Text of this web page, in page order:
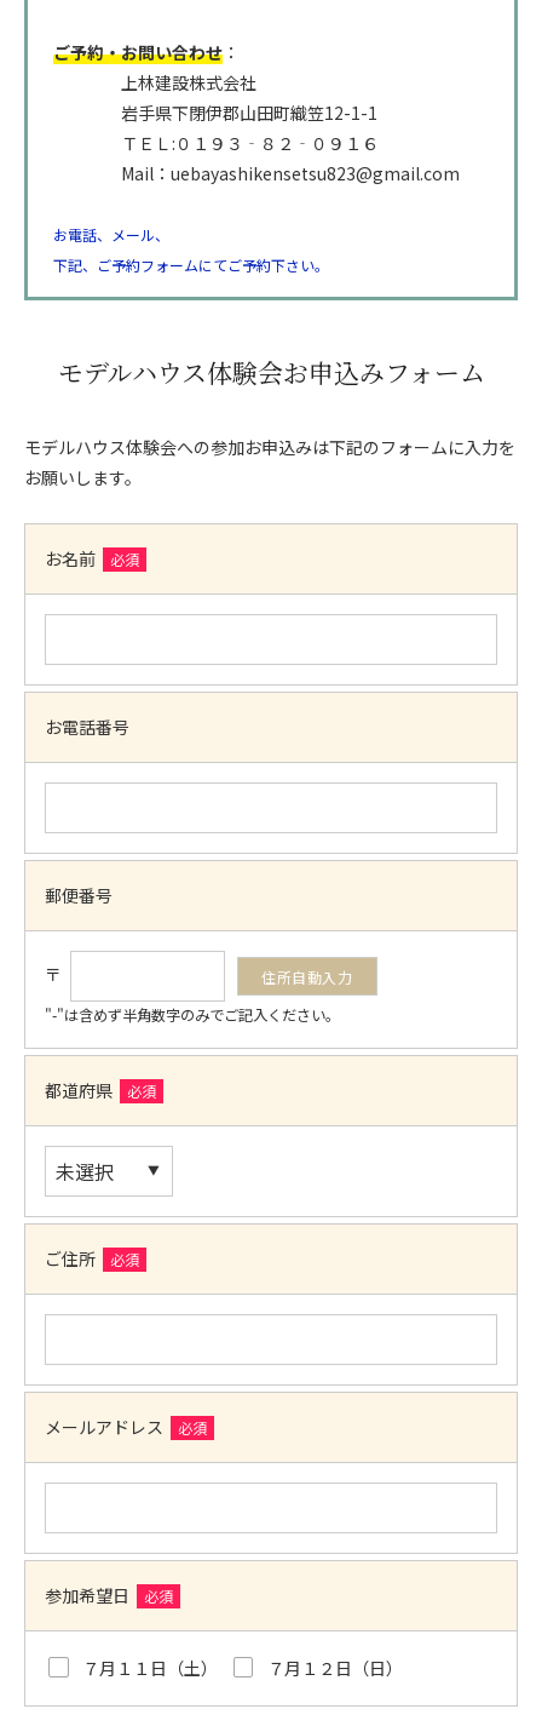
ご予約・お問い合わせ ：
上林建設株式会社
岩手県下閉伊郡山田町織笠12-1-1
ＴＥＬ:０１９３‐８２‐０９１６
Mail：uebayashikensetsu823@gmail.com
お電話、メール、
下記、ご予約フォームにてご予約下さい。
モデルハウス体験会お申込みフォーム
モデルハウス体験会への参加お申込みは下記のフォームに入力を
お願いします。
お名前 必須
お電話番号
郵便番号
〒
"-"は含めず半角数字のみでご記入ください。
都道府県 必須
ご住所 必須
メールアドレス 必須
参加希望日 必須
７月１１日（土） ７月１２日（日）